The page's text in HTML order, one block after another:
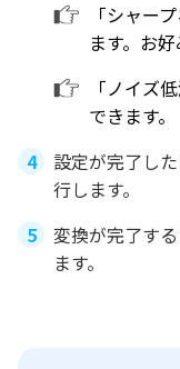
「シャー
ます。お
「ノイズ
できます。
設定が完了し
行します。
変換が完了す
ます。